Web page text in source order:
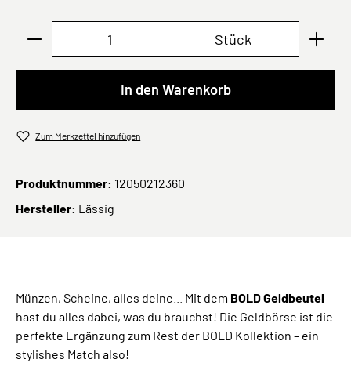
Produkt Anzahl: Gib den gewünschten
Stück
In den Warenkorb
Zum Merkzettel hinzufügen
Produktnummer: 12050212360
Hersteller: Lässig
Münzen, Scheine, alles deine... Mit dem BOLD Geldbeutel
hast du alles dabei, was du brauchst! Die Geldbörse ist die
perfekte Ergänzung zum Rest der BOLD Kollektion – ein
stylishes Match also!